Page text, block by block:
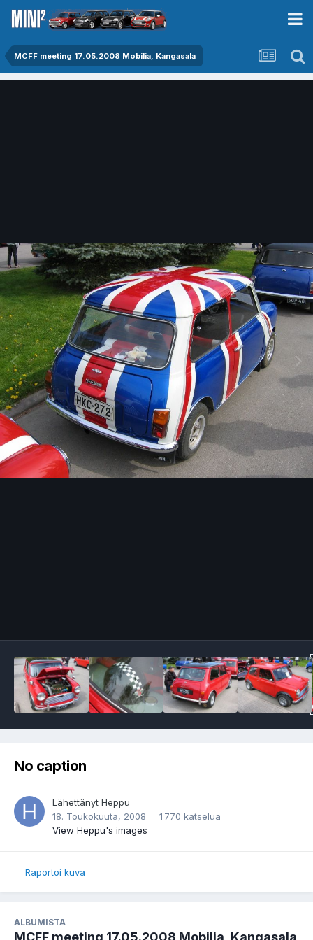
MCFF meeting 17.05.2008 Mobilia, Kangasala
No caption
Lähettänyt Heppu
18. Toukokuuta, 2008
1 770 katselua
View Heppu's images
Raportoi kuva
ALBUMISTA
MCFF meeting 17.05.2008 Mobilia, Kangasala